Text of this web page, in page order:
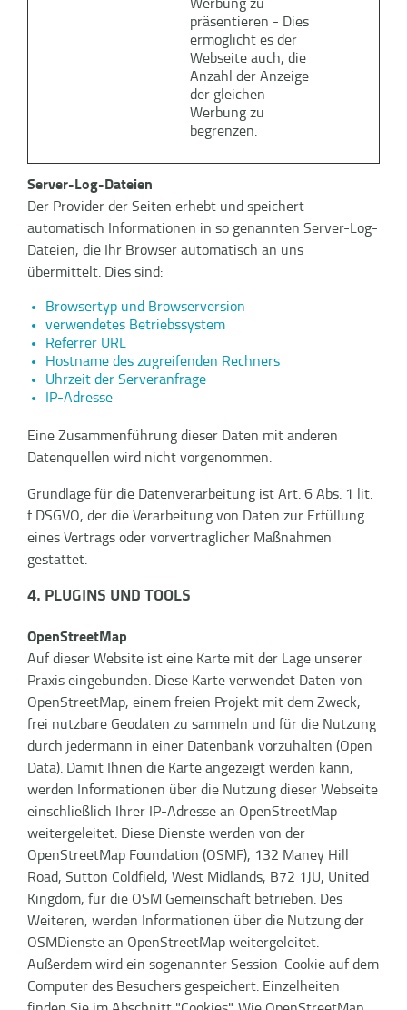
Werbung zu
präsentieren - Dies
ermöglicht es der
Webseite auch, die
Anzahl der Anzeige
der gleichen
Werbung zu
begrenzen.
Server-Log-Dateien
Der Provider der Seiten erhebt und speichert
automatisch Informationen in so genannten Server-Log-
Dateien, die Ihr Browser automatisch an uns
übermittelt. Dies sind:
Browsertyp und Browserversion
verwendetes Betriebssystem
Referrer URL
Hostname des zugreifenden Rechners
Uhrzeit der Serveranfrage
IP-Adresse
Eine Zusammenführung dieser Daten mit anderen
Datenquellen wird nicht vorgenommen.
Grundlage für die Datenverarbeitung ist Art. 6 Abs. 1 lit.
f DSGVO, der die Verarbeitung von Daten zur Erfüllung
eines Vertrags oder vorvertraglicher Maßnahmen
gestattet.
4. PLUGINS UND TOOLS
OpenStreetMap
Auf dieser Website ist eine Karte mit der Lage unserer
Praxis eingebunden. Diese Karte verwendet Daten von
OpenStreetMap, einem freien Projekt mit dem Zweck,
frei nutzbare Geodaten zu sammeln und für die Nutzung
durch jedermann in einer Datenbank vorzuhalten (Open
Data). Damit Ihnen die Karte angezeigt werden kann,
werden Informationen über die Nutzung dieser Webseite
einschließlich Ihrer IP-Adresse an OpenStreetMap
weitergeleitet. Diese Dienste werden von der
OpenStreetMap Foundation (OSMF), 132 Maney Hill
Road, Sutton Coldfield, West Midlands, B72 1JU, United
Kingdom, für die OSM Gemeinschaft betrieben. Des
Weiteren, werden Informationen über die Nutzung der
OSMDienste an OpenStreetMap weitergeleitet.
Außerdem wird ein sogenannter Session-Cookie auf dem
Computer des Besuchers gespeichert. Einzelheiten